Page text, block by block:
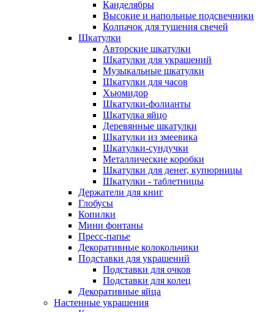
Канделябры
Высокие и напольные подсвечники
Колпачок для тушения свечей
Шкатулки
Авторские шкатулки
Шкатулки для украшений
Музыкальные шкатулки
Шкатулки для часов
Хьюмидор
Шкатулки-фолианты
Шкатулка яйцо
Деревянные шкатулки
Шкатулки из змеевика
Шкатулки-сундучки
Металлические коробки
Шкатулки для денег, купюрницы
Шкатулки - таблетницы
Держатели для книг
Глобусы
Копилки
Мини фонтаны
Пресс-папье
Декоративные колокольчики
Подставки для украшений
Подставки для очков
Подставки для колец
Декоративные яйца
Настенные украшения